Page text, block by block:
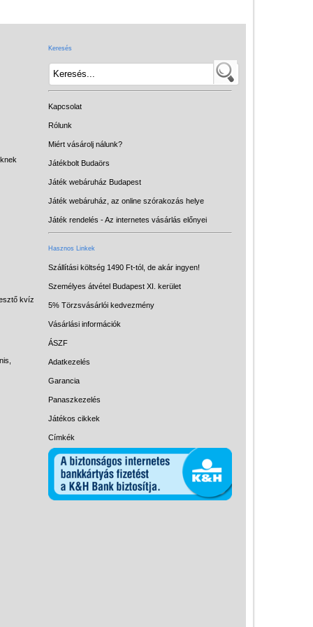
kvíz
Keresés
Kapcsolat
Rólunk
Miért vásárolj nálunk?
Játékbolt Budaörs
Játék webáruház Budapest
Játék webáruház, az online szórakozás helye
Játék rendelés - Az internetes vásárlás előnyei
Hasznos Linkek
Szállítási költség 1490 Ft-tól, de akár ingyen!
Személyes átvétel Budapest XI. kerület
5% Törzsvásárlói kedvezmény
Vásárlási információk
ÁSZF
Adatkezelés
Garancia
Panaszkezelés
Játékos cikkek
Címkék
Intelligens gyurma
Licenszes TOP
gyerekajándékok
LOGICO
LÜK
Papírszínház
Pixelhobby